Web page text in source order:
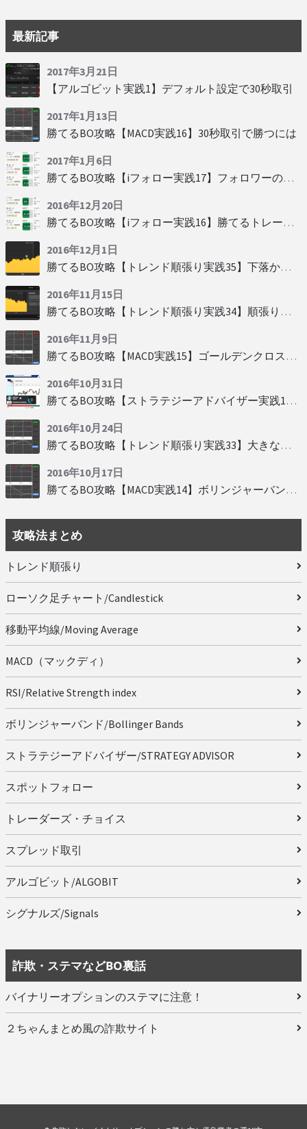
最新記事
2017年3月21日
【アルゴビット実践1】デフォルト設定で30秒取引
2017年1月13日
勝てるBO攻略【MACD実践16】30秒取引で勝つには
2017年1月6日
勝てるBO攻略【iフォロー実践17】フォロワーの少ない人をフォローする
2016年12月20日
勝てるBO攻略【iフォロー実践16】勝てるトレーダーを見抜く
2016年12月1日
勝てるBO攻略【トレンド順張り実践35】下落からの反発を見極める
2016年11月15日
勝てるBO攻略【トレンド順張り実践34】順張りに適した変動
2016年11月9日
勝てるBO攻略【MACD実践15】ゴールデンクロスで勝つ
2016年10月31日
勝てるBO攻略【ストラテジーアドバイザー実践19】慌てず自動分析
2016年10月24日
勝てるBO攻略【トレンド順張り実践33】大きな変動にすべり込み
2016年10月17日
勝てるBO攻略【MACD実践14】ボリンジャーバンドとともに相場を読む
攻略法まとめ
トレンド順張り
ローソク足チャート/Candlestick
移動平均線/Moving Average
MACD（マックディ）
RSI/Relative Strength index
ボリンジャーバンド/Bollinger Bands
ストラテジーアドバイザー/STRATEGY ADVISOR
スポットフォロー
トレーダーズ・チョイス
スプレッド取引
アルゴビット/ALGOBIT
シグナルズ/Signals
詐欺・ステマなどBO裏話
バイナリーオプションのステマに注意！
２ちゃんまとめ風の詐欺サイト